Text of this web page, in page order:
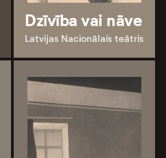
Dzīvība vai nāve
Latvijas Nacionālais teātris